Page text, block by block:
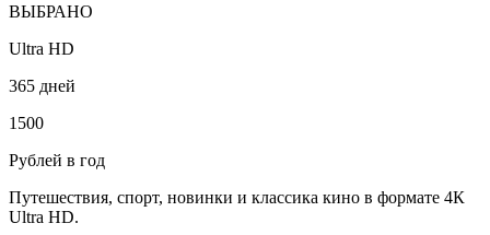
ВЫБРАНО
Ultra HD
365 дней
1500
Рублей в год
Путешествия, спорт, новинки и классика кино в формате 4К
Ultra HD.